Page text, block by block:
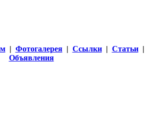
| Фотогалерея | Ссылки | Статьи |
Объявления